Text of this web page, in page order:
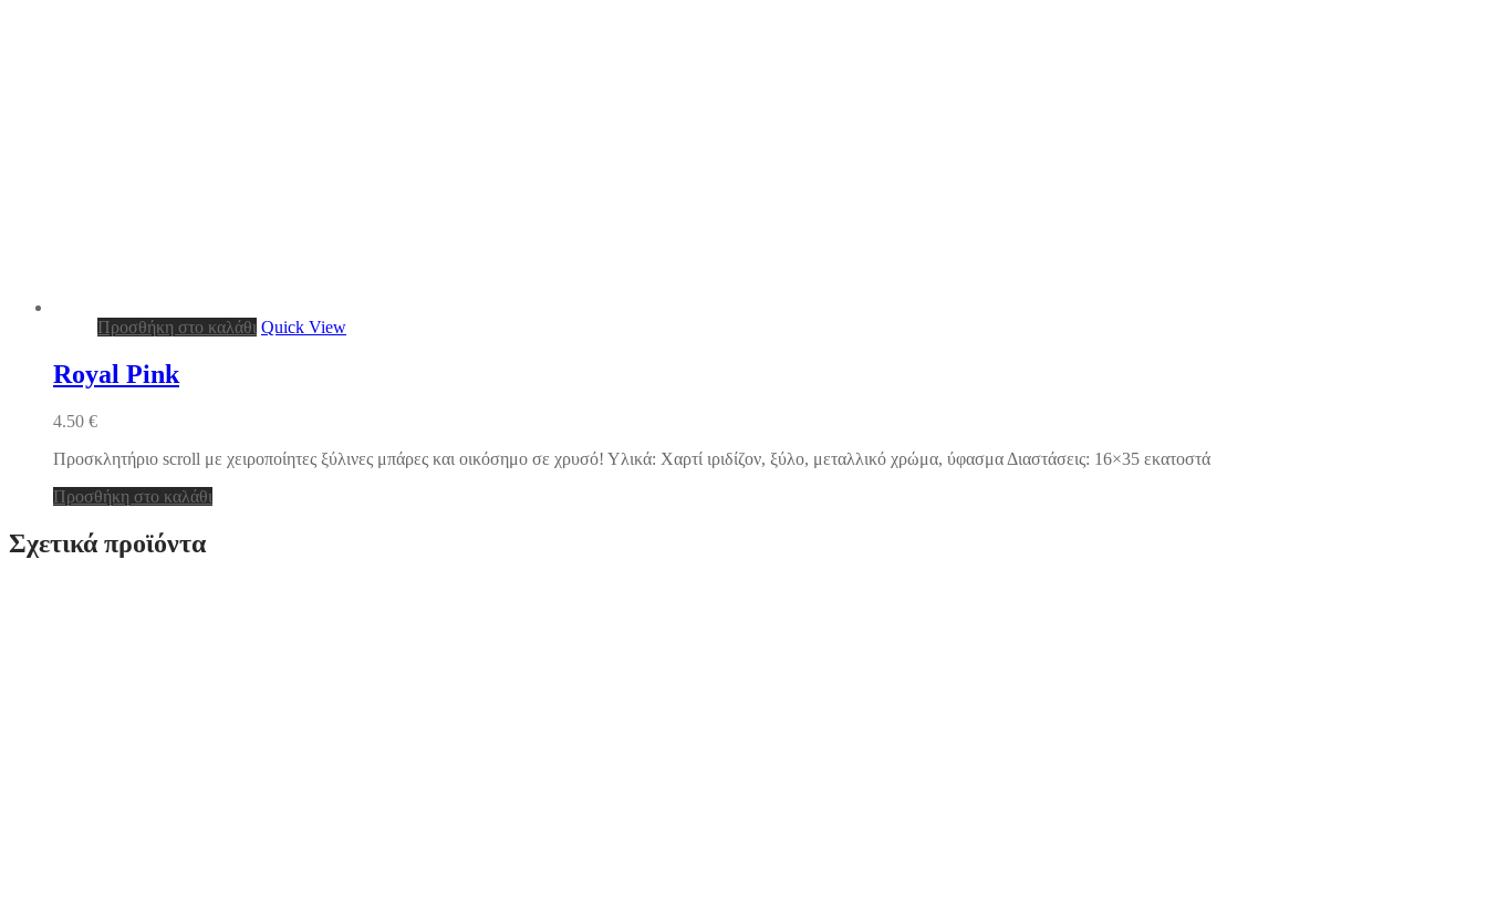
Προσθήκη στο καλάθι Quick View
Royal Pink
4.50 €
Προσκλητήριο scroll με χειροποίητες ξύλινες μπάρες και οικόσημο σε χρυσό! Υλικά: Χαρτί ιριδίζον, ξύλο, μεταλλικό χρώμα, ύφασμα Διαστάσεις: 16×35 εκατοστά
Προσθήκη στο καλάθι
Σχετικά προϊόντα